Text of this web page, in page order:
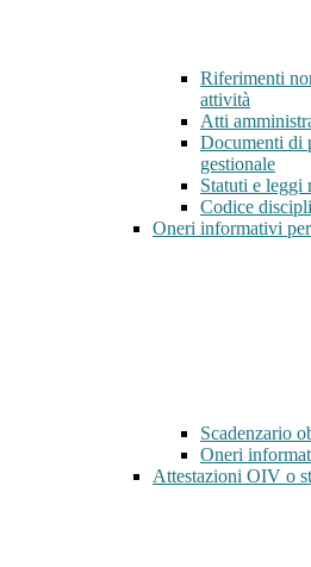
Riferimenti
attività
Atti
Documenti di
gestionale
Statuti e leggi
Codice
Oneri informativi
Scadenzario
Oneri
Attestazioni OIV o